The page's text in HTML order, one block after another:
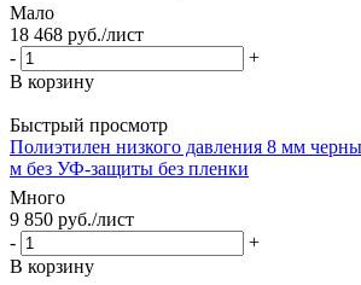
Мало
18 468 руб./лист
-
+
В корзину
Быстрый просмотр
Полиэтилен низкого давления 8 мм
м без УФ-защиты без пленки
Много
9 850 руб./лист
-
+
В корзину